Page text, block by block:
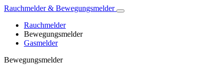
Rauchmelder & Bewegungsmelder
Rauchmelder
Bewegungsmelder
Gasmelder
Bewegungsmelder